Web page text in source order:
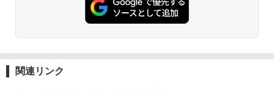
関連リンク